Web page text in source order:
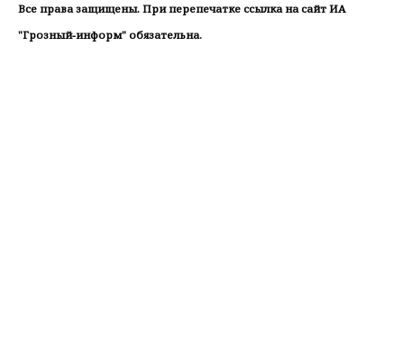
Все права защищены. При перепечатке ссылка на сайт ИА
"Грозный-информ" обязательна.